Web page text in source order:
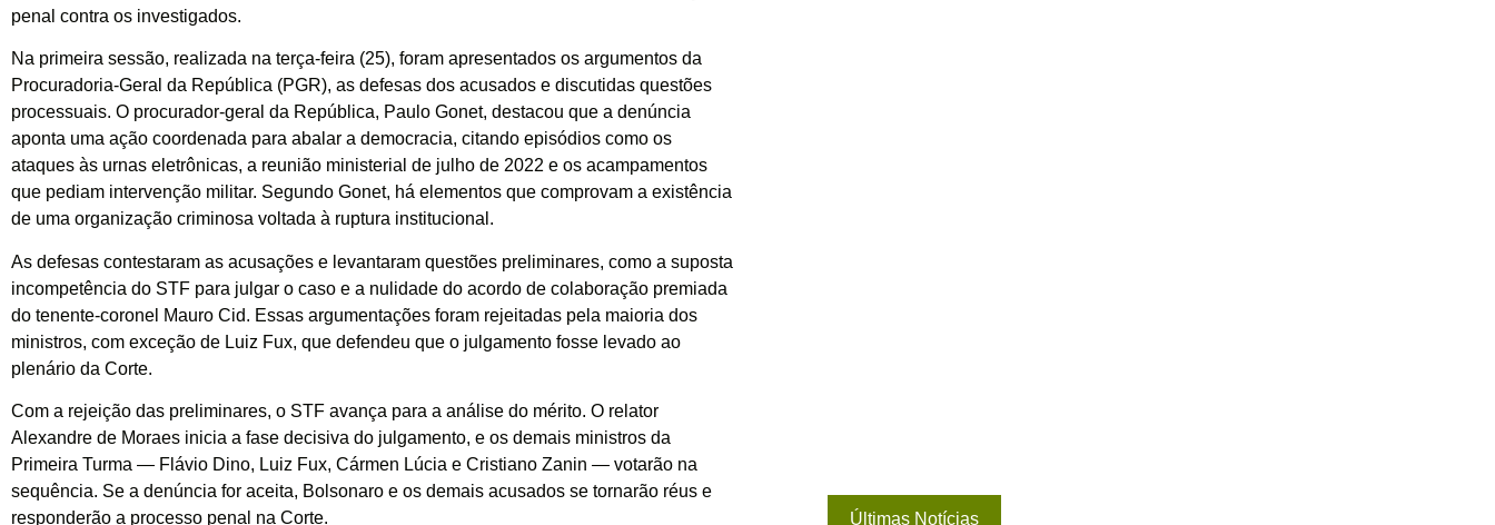
penal contra os investigados.
Na primeira sessão, realizada na terça-feira (25), foram apresentados os argumentos da
Procuradoria-Geral da República (PGR), as defesas dos acusados e discutidas questões
processuais. O procurador-geral da República, Paulo Gonet, destacou que a denúncia
aponta uma ação coordenada para abalar a democracia, citando episódios como os
ataques às urnas eletrônicas, a reunião ministerial de julho de 2022 e os acampamentos
que pediam intervenção militar. Segundo Gonet, há elementos que comprovam a existência
de uma organização criminosa voltada à ruptura institucional.
As defesas contestaram as acusações e levantaram questões preliminares, como a suposta
incompetência do STF para julgar o caso e a nulidade do acordo de colaboração premiada
do tenente-coronel Mauro Cid. Essas argumentações foram rejeitadas pela maioria dos
ministros, com exceção de Luiz Fux, que defendeu que o julgamento fosse levado ao
plenário da Corte.
Com a rejeição das preliminares, o STF avança para a análise do mérito. O relator
Alexandre de Moraes inicia a fase decisiva do julgamento, e os demais ministros da
Primeira Turma — Flávio Dino, Luiz Fux, Cármen Lúcia e Cristiano Zanin — votarão na
sequência. Se a denúncia for aceita, Bolsonaro e os demais acusados se tornarão réus e
responderão a processo penal na Corte.
Últimas Notícias